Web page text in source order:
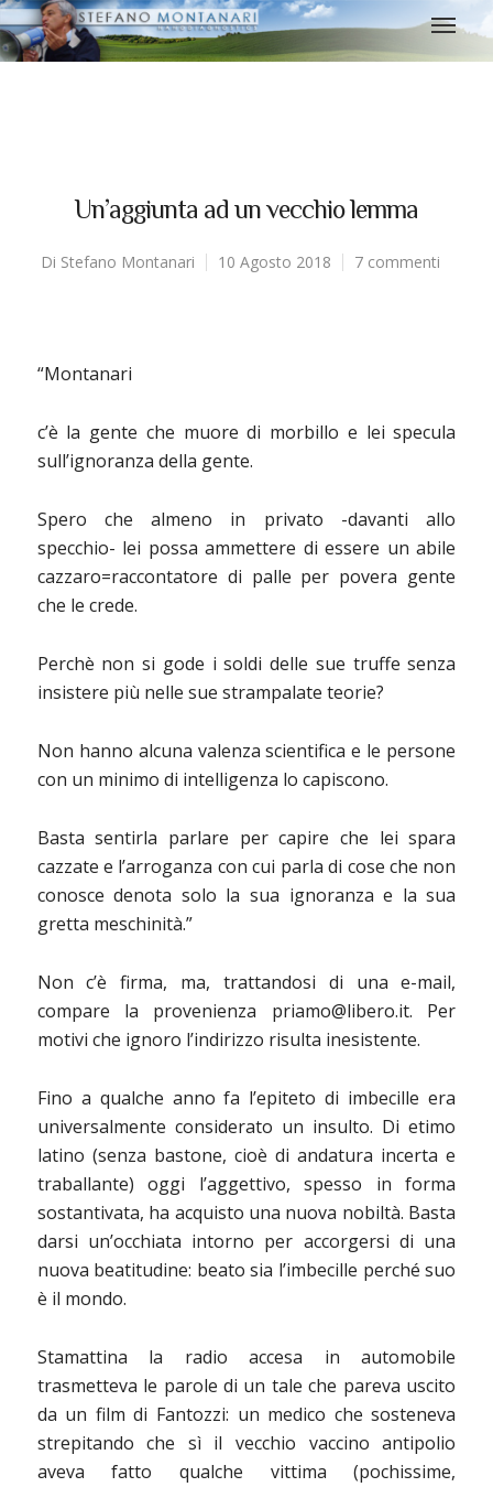
Un’aggiunta ad un vecchio lemma
Di Stefano Montanari 10 Agosto 2018 7 commenti
“Montanari
c’è la gente che muore di morbillo e lei specula
sull’ignoranza della gente.
Spero che almeno in privato -davanti allo
specchio- lei possa ammettere di essere un abile
cazzaro=raccontatore di palle per povera gente
che le crede.
Perchè non si gode i soldi delle sue truffe senza
insistere più nelle sue strampalate teorie?
Non hanno alcuna valenza scientifica e le persone
con un minimo di intelligenza lo capiscono.
Basta sentirla parlare per capire che lei spara
cazzate e l’arroganza con cui parla di cose che non
conosce denota solo la sua ignoranza e la sua
gretta meschinità.”
Non c’è firma, ma, trattandosi di una e-mail,
compare la provenienza priamo@libero.it. Per
motivi che ignoro l’indirizzo risulta inesistente.
Fino a qualche anno fa l’epiteto di imbecille era
universalmente considerato un insulto. Di etimo
latino (senza bastone, cioè di andatura incerta e
traballante) oggi l’aggettivo, spesso in forma
sostantivata, ha acquisto una nuova nobiltà. Basta
darsi un’occhiata intorno per accorgersi di una
nuova beatitudine: beato sia l’imbecille perché suo
è il mondo.
Stamattina la radio accesa in automobile
trasmetteva le parole di un tale che pareva uscito
da un film di Fantozzi: un medico che sosteneva
strepitando che sì il vecchio vaccino antipolio
aveva fatto qualche vittima (pochissime,